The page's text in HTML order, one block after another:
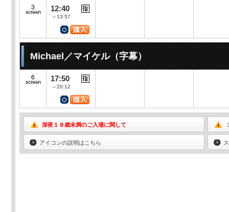
12:40
～13:57
Michael／マイケル（字幕）
17:50
～20:12
深夜１８歳未満のご入場に関して
アイコンの説明はこちら